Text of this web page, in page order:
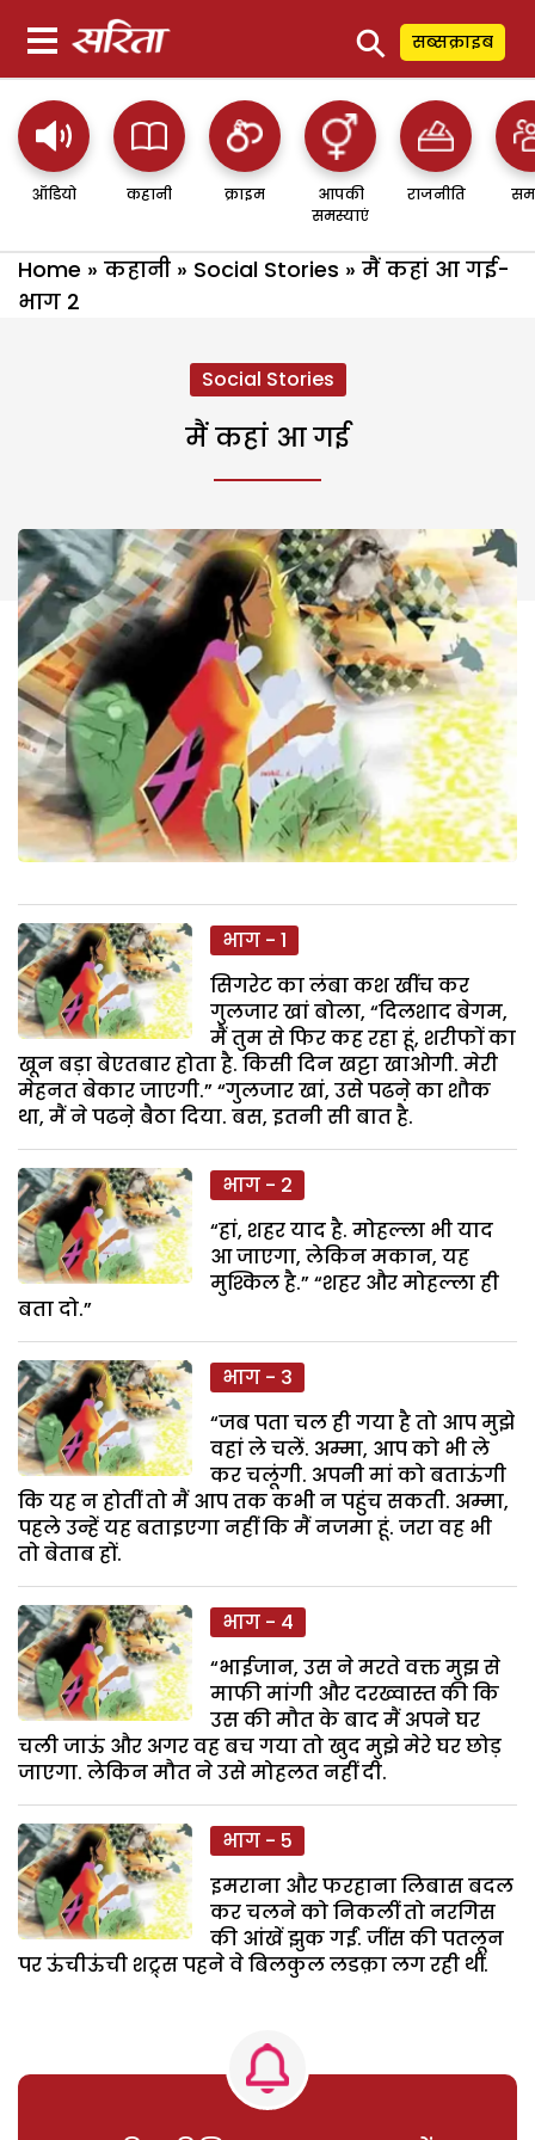
⚲ सब्सक्राइब
ऑडियो कहानी क्राइम
आपकी
समस्याएं
राजनीति
Home » कहानी » Social Stories » मैं कहां आ गई-
भाग 2
Social Stories
मैं कहां आ गई
भाग - 1
सिगरेट का लंबा कश खींच कर
गुलजार खां बोला, “दिलशाद बेगम,
मैं तुम से फिर कह रहा हूं, शरीफों का
खून बड़ा बेएतबार होता है. किसी दिन खट्टा खाओगी. मेरी
मेहनत बेकार जाएगी.” “गुलजार खां, उसे पढऩे का शौक
था, मैं ने पढऩे बैठा दिया. बस, इतनी सी बात है.
भाग - 2
“हां, शहर याद है. मोहल्ला भी याद
आ जाएगा, लेकिन मकान, यह
मुश्किल है.” “शहर और मोहल्ला ही
बता दो.”
भाग - 3
“जब पता चल ही गया है तो आप मुझे
वहां ले चलें. अम्मा, आप को भी ले
कर चलूंगी. अपनी मां को बताऊंगी
कि यह न होतीं तो मैं आप तक कभी न पहुंच सकती. अम्मा,
पहले उन्हें यह बताइएगा नहीं कि मैं नजमा हूं. जरा वह भी
तो बेताब हों.
भाग - 4
“भाईजान, उस ने मरते वक्त मुझ से
माफी मांगी और दरख्वास्त की कि
उस की मौत के बाद मैं अपने घर
चली जाऊं और अगर वह बच गया तो खुद मुझे मेरे घर छोड़
जाएगा. लेकिन मौत ने उसे मोहलत नहीं दी.
भाग - 5
इमराना और फरहाना लिबास बदल
कर चलने को निकलीं तो नरगिस
की आंखें झुक गईं. जींस की पतलून
पर ऊंचीऊंची शट्र्स पहने वे बिलकुल लडक़ा लग रही थीं.